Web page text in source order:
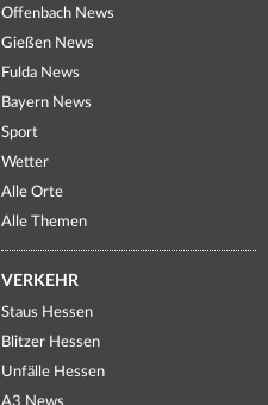
Offenbach News
Gießen News
Fulda News
Bayern News
Sport
Wetter
Alle Orte
Alle Themen
VERKEHR
Staus Hessen
Blitzer Hessen
Unfälle Hessen
A3 News